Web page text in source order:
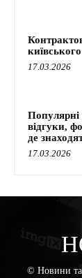
17.03.2026
Популярні
відгуки,
де
17.03.2026
© Новини та